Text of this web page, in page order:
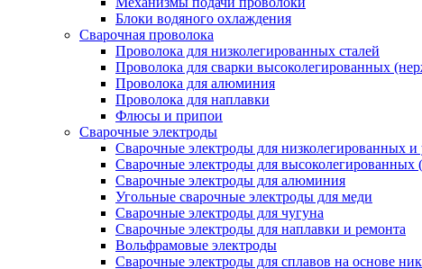
Блоки водяного охлаждения
Сварочная проволока
Проволока для низколегированных сталей
Проволока для сварки высоколегированных
Проволока для алюминия
Проволока для наплавки
Флюсы и припои
Сварочные электроды
Сварочные электроды для низколегированных и
Сварочные электроды для
Сварочные электроды для алюминия
Угольные сварочные электроды для меди
Сварочные электроды для чугуна
Сварочные электроды для наплавки и ремонта
Вольфрамовые электроды
Сварочные электроды для сплавов на основе